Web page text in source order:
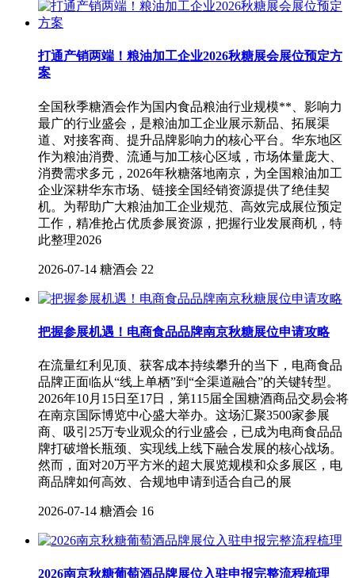
打通产销两端！粮油加工企业2026秋糖展会展位预定方
案
全国秋季糖酒会作为国内食品粮油行业规模**、影响力
最广的行业盛会，是粮油加工企业展示新品、拓展渠
道、对接客商、提升品牌影响力的核心平台。华东地区
作为粮油消费、流通与加工核心区域，市场体量庞大、
消费需求多元，2026年秋糖落地南京，为全国粮油加工
企业深耕华东市场、链接全国经销资源提供了绝佳契
机。为帮助广大粮油加工企业规范、高效完成展位预定
工作，精准抢占优质参展资源，把握行业发展商机，特
此整理2026
2026-07-14 糖酒会 22
把握参展机遇！电商食品品牌南京秋糖展位申请攻略
在流量红利见顶、获客成本持续攀升的当下，电商食品
品牌正面临从“线上单栖”到“全渠道融合”的关键转型。
2026年10月15日至17日，第115届全国糖酒商品交易会将
在南京国际博览中心盛大举办。这场汇聚3500家参展
商、吸引25万专业观众的行业盛会，已成为电商食品品
牌打破增长瓶颈、实现线上线下融合发展的核心战场。
然而，面对20万平方米的超大展览规模和众多展区，电
商品牌如何高效、合规地申请到适合自己的展
2026-07-14 糖酒会 16
2026南京秋糖葡萄酒品牌展位入驻申报完整流程梳理